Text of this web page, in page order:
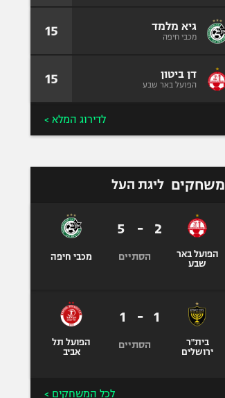
גיא מלמד
מכבי חיפה 15
דן ביטון
הפועל באר שבע 15
לדירוג המלא >
משחקים ליגת העל
הפועל באר
שבע
2
-
5
הסתיים מכבי חיפה
בית"ר
ירושלים
1
-
1
הסתיים
הפועל תל
אביב
לכל המשחקים >